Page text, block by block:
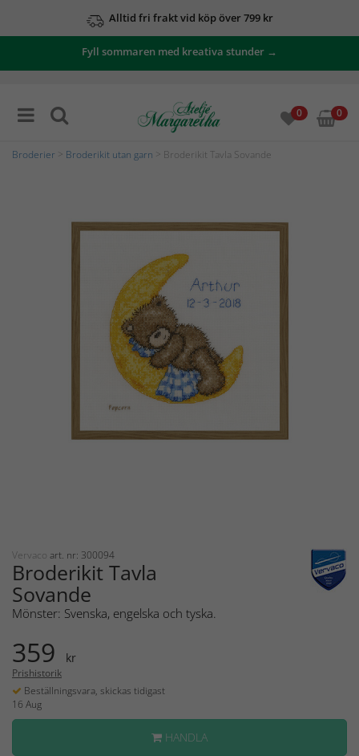
Alltid fri frakt vid köp över 799 kr
Fyll sommaren med kreativa stunder →
0 0
Broderier Broderikit utan garn > Broderikit Tavla Sovande
Vervaco art. nr: 300094
Broderikit Tavla
Sovande
Mönster: Svenska, engelska och tyska.
359 kr
Prishistorik
Beställningsvara, skickas tidigast
16 Aug
HANDLA